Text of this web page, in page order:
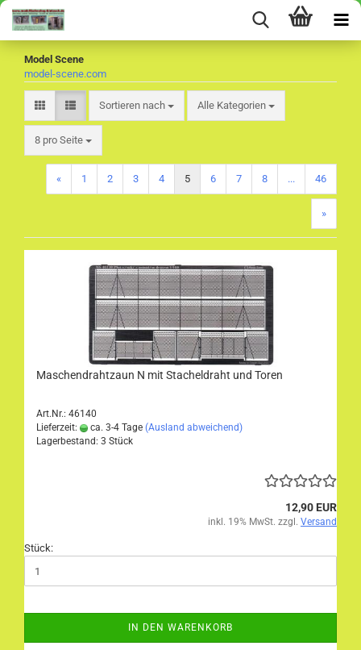
Model Scene
model-scene.com
Sortieren nach
Sortieren nach Alle Kategorien
8 pro Seite
pro Seite
« 1 2 3 4 5 6 7 8 ... 46
»
Maschendrahtzaun N mit Stacheldraht und Toren
Art.Nr.: 46140
Lieferzeit:
ca. 3-4 Tage (Ausland abweichend)
Lagerbestand: 3 Stück
12,90 EUR
inkl. 19% MwSt. zzgl. Versand
Stück:
IN DEN WARENKORB